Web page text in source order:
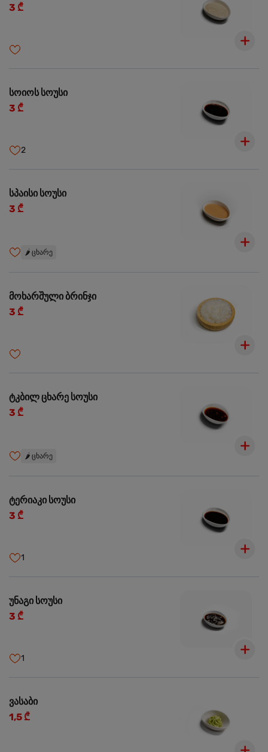
3 ₾
სოიოს სოუსი
3 ₾
2
სპაისი სოუსი
3 ₾
🌶️ ცხარე
მოხარშული ბრინჯი
3 ₾
ტკბილ ცხარე სოუსი
3 ₾
🌶️ ცხარე
ტერიაკი სოუსი
3 ₾
1
უნაგი სოუსი
3 ₾
1
ვასაბი
1,5 ₾